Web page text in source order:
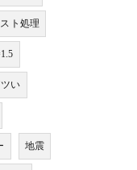
ト処理
い
地震